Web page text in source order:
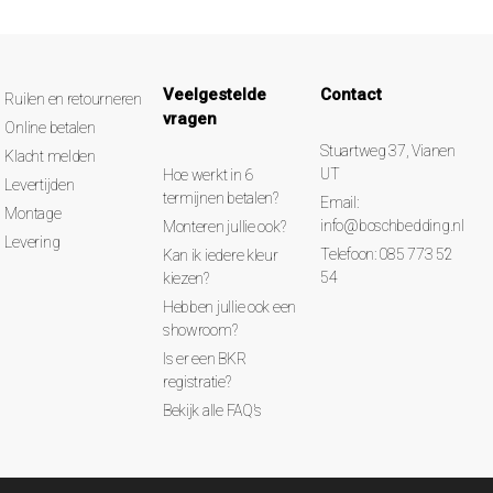
Ruilen en retourneren
Online betalen
Klacht melden
Levertijden
Montage
Levering
Veelgestelde
vragen
Hoe werkt in 6
termijnen betalen?
Monteren jullie ook?
Kan ik iedere kleur
kiezen?
Hebben jullie ook een
showroom?
Is er een BKR
registratie?
Bekijk alle FAQ's
Contact
Stuartweg 37, Vianen
UT
Email:
info@boschbedding.nl
Telefoon: 085 773 52
54